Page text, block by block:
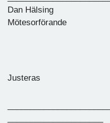
Dan Hälsing
Justeras